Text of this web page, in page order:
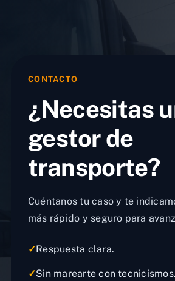
CONTACTO
¿Necesitas
gestor de
transporte?
Cuéntanos tu caso y te
más rápido y seguro para
✓Respuesta clara.
✓Sin marearte con tecnicismos.